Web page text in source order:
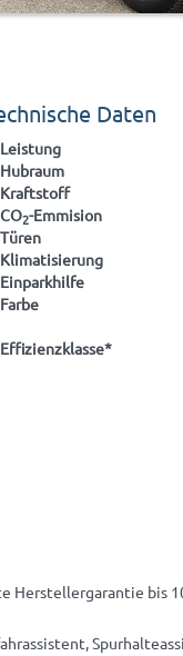
Daten
Leistung
Hubraum
Kraftstoff
CO2-Emmision
Türen
Klimatisierung
Einparkhilfe
Farbe
Effizienzklasse*
Herstellergarantie bis